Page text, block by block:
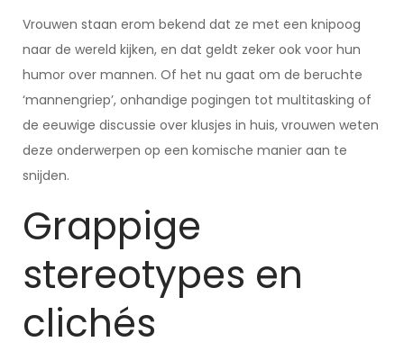
Vrouwen staan erom bekend dat ze met een knipoog
naar de wereld kijken, en dat geldt zeker ook voor hun
humor over mannen. Of het nu gaat om de beruchte
‘mannengriep’, onhandige pogingen tot multitasking of
de eeuwige discussie over klusjes in huis, vrouwen weten
deze onderwerpen op een komische manier aan te
snijden.
Grappige
stereotypes en
clichés